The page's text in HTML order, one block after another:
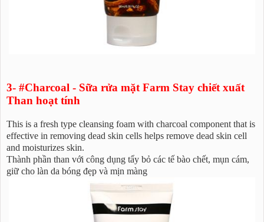
3- #Charcoal - Sữa rửa mặt Farm Stay chiết xuất
Than hoạt tính
This is a fresh type cleansing foam with charcoal component that is
effective in removing dead skin cells helps remove dead skin cell
and moisturizes skin.
Thành phần than với công dụng tẩy bỏ các tế bào chết, mụn cám,
giữ cho làn da bóng đẹp và mịn màng